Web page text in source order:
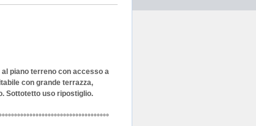
piano terreno con accesso a
con grande terrazza,
Sottotetto uso ripostiglio.